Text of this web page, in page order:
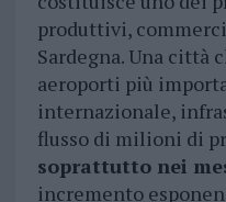
produttivi,
Sardegna. Una città
aeroporti più
internazionale,
flusso di milioni di
soprattutto nei
incremento